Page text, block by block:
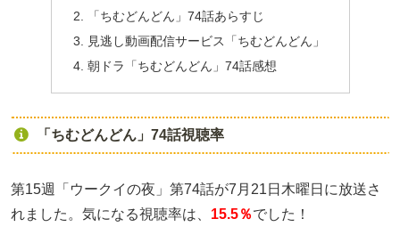
「ちむどんどん」74話あらすじ
見逃し動画配信サービス「ちむどんどん」
朝ドラ「ちむどんどん」74話感想
「ちむどんどん」74話視聴率
第15週「ウークイの夜」第74話が7月21日木曜日に放送さ
れました。気になる視聴率は、 15.5％でした！